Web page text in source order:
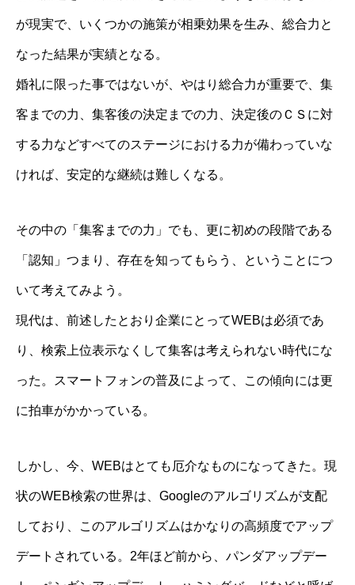
が現実で、いくつかの施策が相乗効果を生み、総合力と
なった結果が実績となる。
婚礼に限った事ではないが、やはり総合力が重要で、集
客までの力、集客後の決定までの力、決定後のＣＳに対
する力などすべてのステージにおける力が備わっていな
ければ、安定的な継続は難しくなる。
その中の「集客までの力」でも、更に初めの段階である
「認知」つまり、存在を知ってもらう、ということにつ
いて考えてみよう。
現代は、前述したとおり企業にとってWEBは必須であ
り、検索上位表示なくして集客は考えられない時代にな
った。スマートフォンの普及によって、この傾向には更
に拍車がかかっている。
しかし、今、WEBはとても厄介なものになってきた。現
状のWEB検索の世界は、Googleのアルゴリズムが支配
しており、このアルゴリズムはかなりの高頻度でアップ
デートされている。2年ほど前から、パンダアップデー